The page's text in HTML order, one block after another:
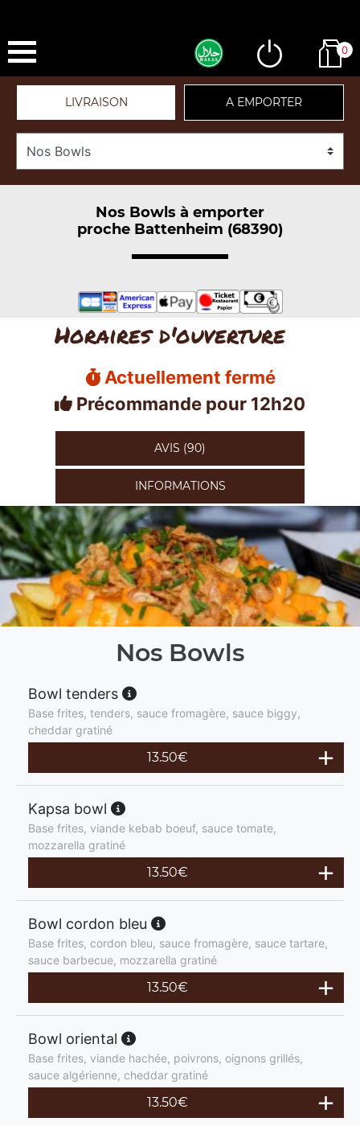
0
LIVRAISON A EMPORTER
Nos Bowls à emporter
proche Battenheim (68390)
Horaires d'ouverture
Actuellement fermé
Précommande pour 12h20
AVIS (90)
INFORMATIONS
Nos Bowls
Bowl tenders
Base frites, tenders, sauce fromagère, sauce biggy,
cheddar gratiné
13.50€
Kapsa bowl
Base frites, viande kebab boeuf, sauce tomate,
mozzarella gratiné
13.50€
Bowl cordon bleu
Base frites, cordon bleu, sauce fromagère, sauce tartare,
sauce barbecue, mozzarella gratiné
13.50€
Bowl oriental
Base frites, viande hachée, poivrons, oignons grillés,
sauce algérienne, cheddar gratiné
13.50€